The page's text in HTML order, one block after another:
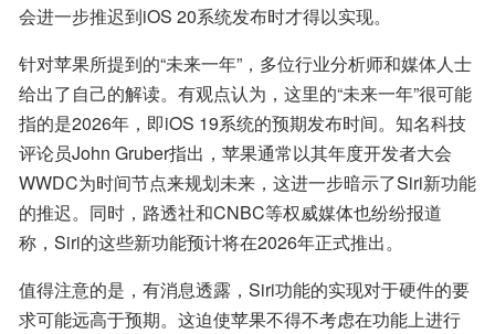
会进一步推迟到iOS 20系统发布时才得以实现。
针对苹果所提到的“未来一年”，多位行业分析师和媒体人士
给出了自己的解读。有观点认为，这里的“未来一年”很可能
指的是2026年，即iOS 19系统的预期发布时间。知名科技
评论员John Gruber指出，苹果通常以其年度开发者大会
WWDC为时间节点来规划未来，这进一步暗示了Siri新功能
的推迟。同时，路透社和CNBC等权威媒体也纷纷报道
称，Siri的这些新功能预计将在2026年正式推出。
值得注意的是，有消息透露，Siri功能的实现对于硬件的要
求可能远高于预期。这迫使苹果不得不考虑在功能上进行